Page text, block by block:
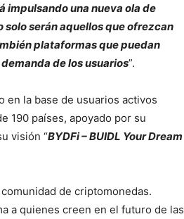
impulsando una nueva ola de
serán aquellos que ofrezcan
plataformas que puedan
de los usuarios”.
en la base de usuarios activos
190 países, apoyado por su
visión “BYDFi – BUIDL Your Dream
de criptomonedas.
a quienes creen en el futuro de las